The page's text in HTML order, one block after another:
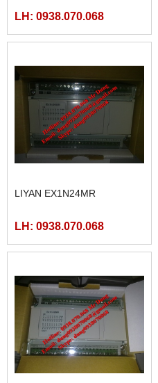
LH: 0938.070.068
LIYAN EX1N24MR
LH: 0938.070.068